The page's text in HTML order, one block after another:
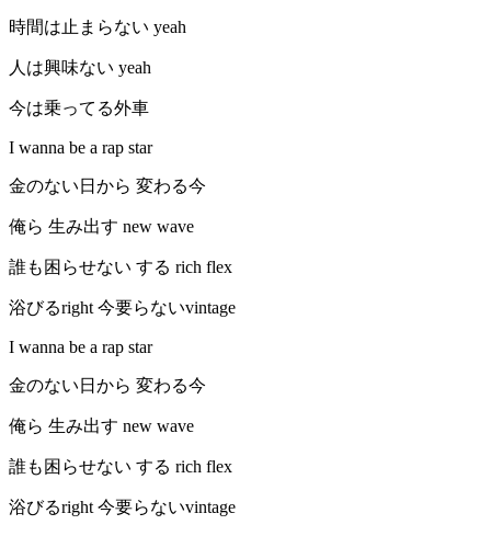
時間は止まらない yeah
人は興味ない yeah
今は乗ってる外車
I wanna be a rap star
金のない日から 変わる今
俺ら 生み出す new wave
誰も困らせない する rich flex
浴びるright 今要らないvintage
I wanna be a rap star
金のない日から 変わる今
俺ら 生み出す new wave
誰も困らせない する rich flex
浴びるright 今要らないvintage